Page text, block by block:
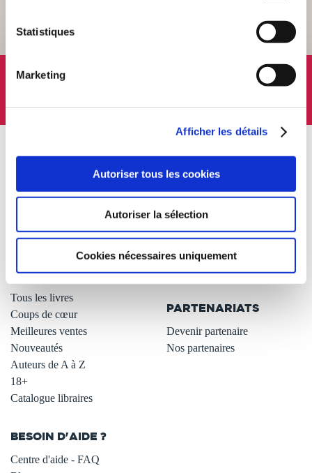
Statistiques
Marketing
Afficher les détails
Autoriser tous les cookies
Autoriser la sélection
Cookies nécessaires uniquement
À PROPOS
L'auto-édition
Nos services aux auteurs
LIBRAIRIE
Tous les livres
Coups de cœur
Meilleures ventes
Nouveautés
Auteurs de A à Z
18+
Catalogue libraires
OFFRES
Remises quantités -42%
Avantages libraires -30%
Parrainage : partagez 5€
Programme de fidélité
.
PARTENARIATS
Devenir partenaire
Nos partenaires
BESOIN D'AIDE ?
Centre d'aide - FAQ